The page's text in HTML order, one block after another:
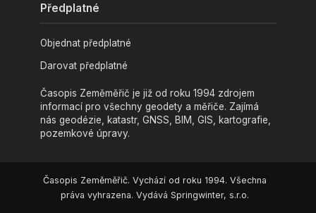
Předplatné
Objednat předplatné
Darovat předplatné
Časopis Zeměměřič je již od roku 1994 zdrojem
informací pro všechny geodety a měřiče. Zajímá
nás geodézie, katastr, GNSS, BIM, GIS, kartografie,
pozemkové úpravy.
Časopis Zeměměřič. Vychází od roku 1994. Všechna
práva vyhrazena. Vydává Springwinter, s.r.o.